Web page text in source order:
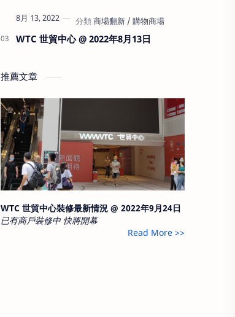
8月 13, 2022
WTC 世貿中心 @ 2022年8月13日
推薦文章
WTC 世貿中心裝修最新情況 @ 2022年9月24日
已有商戶裝修中 快將開幕
Read More >>